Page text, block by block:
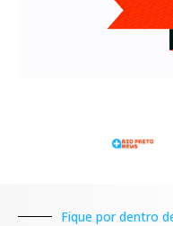
Fique por dentro